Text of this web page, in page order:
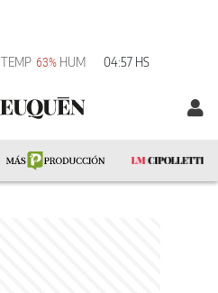
TEMP 63% HUM 04:57 HS